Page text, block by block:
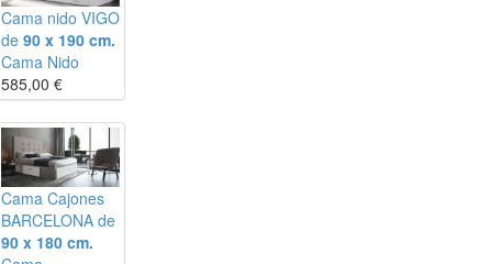
Cama nido VIGO
de 90 x 190 cm.
Cama Nido
585,00 €
Cama Cajones
BARCELONA de
90 x 180 cm.